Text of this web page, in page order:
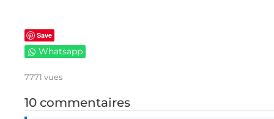
Save
Whatsapp
7771 vues
10 commentaires